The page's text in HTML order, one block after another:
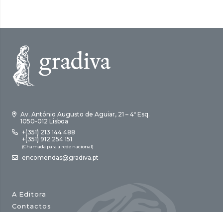
Av. António Augusto de Aguiar, 21 – 4º Esq.
1050-012 Lisboa
+(351) 213 144 488
+(351) 912 254 151
(Chamada para a rede nacional)
encomendas@gradiva.pt
A Editora
Contactos